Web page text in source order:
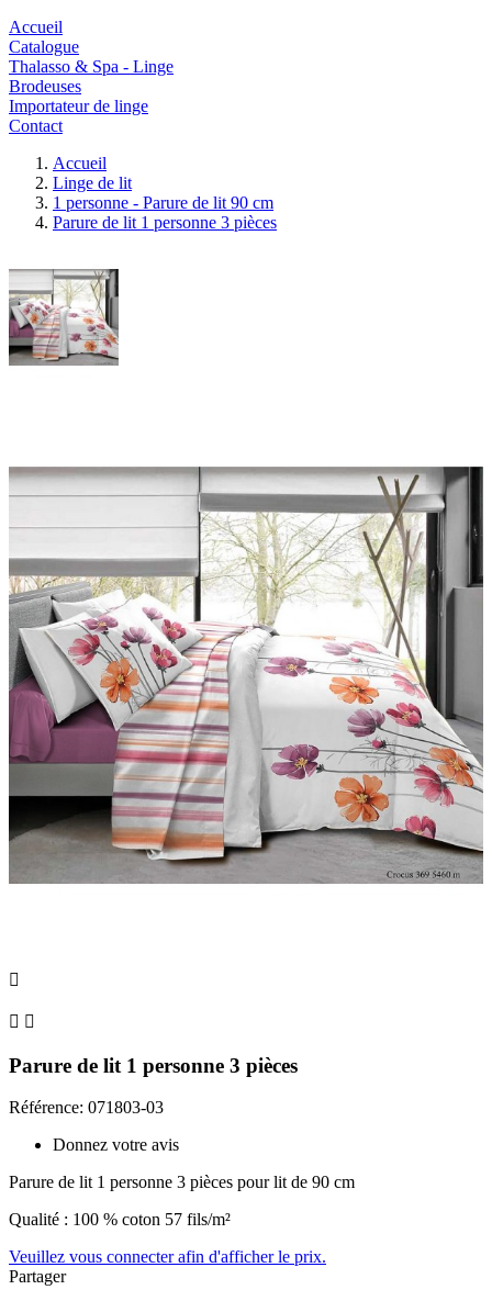
Accueil
Catalogue
Thalasso & Spa - Linge
Brodeuses
Importateur de linge
Contact
Accueil
Linge de lit
1 personne - Parure de lit 90 cm
Parure de lit 1 personne 3 pièces

 
Parure de lit 1 personne 3 pièces
Référence: 071803-03
Donnez votre avis
Parure de lit 1 personne 3 pièces pour lit de 90 cm
Qualité : 100 % coton 57 fils/m²
Veuillez vous connecter afin d'afficher le prix.
Partager